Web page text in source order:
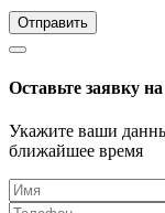
Отправить
Оставьте заявку
Укажите ваши
ближайшее время